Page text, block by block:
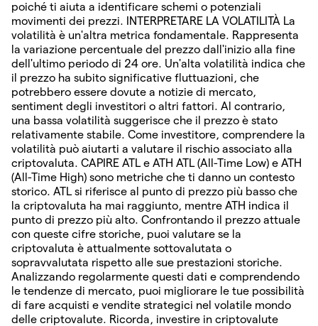
poiché ti aiuta a identificare schemi o potenziali
movimenti dei prezzi. INTERPRETARE LA VOLATILITÀ La
volatilità è un'altra metrica fondamentale. Rappresenta
la variazione percentuale del prezzo dall'inizio alla fine
dell'ultimo periodo di 24 ore. Un'alta volatilità indica che
il prezzo ha subito significative fluttuazioni, che
potrebbero essere dovute a notizie di mercato,
sentiment degli investitori o altri fattori. Al contrario,
una bassa volatilità suggerisce che il prezzo è stato
relativamente stabile. Come investitore, comprendere la
volatilità può aiutarti a valutare il rischio associato alla
criptovaluta. CAPIRE ATL e ATH ATL (All-Time Low) e ATH
(All-Time High) sono metriche che ti danno un contesto
storico. ATL si riferisce al punto di prezzo più basso che
la criptovaluta ha mai raggiunto, mentre ATH indica il
punto di prezzo più alto. Confrontando il prezzo attuale
con queste cifre storiche, puoi valutare se la
criptovaluta è attualmente sottovalutata o
sopravvalutata rispetto alle sue prestazioni storiche.
Analizzando regolarmente questi dati e comprendendo
le tendenze di mercato, puoi migliorare le tue possibilità
di fare acquisti e vendite strategici nel volatile mondo
delle criptovalute. Ricorda, investire in criptovalute